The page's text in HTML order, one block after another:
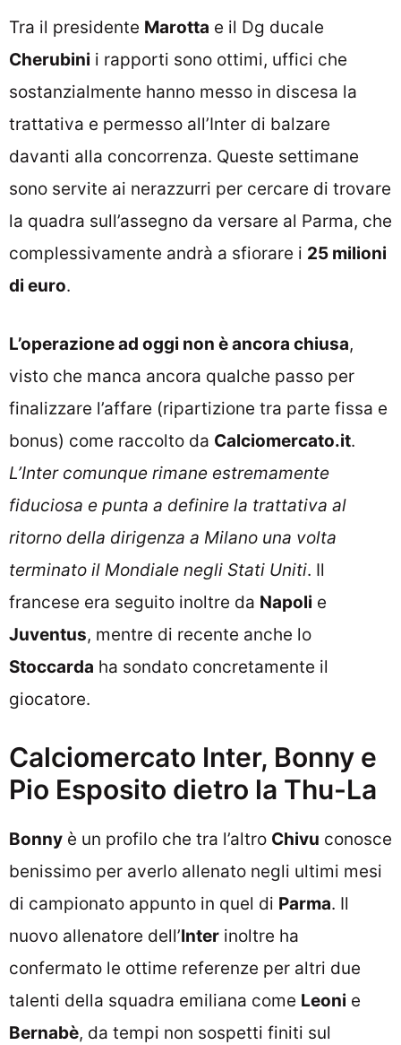
Tra il presidente Marotta e il Dg ducale
Cherubini i rapporti sono ottimi, uffici che
sostanzialmente hanno messo in discesa la
trattativa e permesso all’Inter di balzare
davanti alla concorrenza. Queste settimane
sono servite ai nerazzurri per cercare di trovare
la quadra sull’assegno da versare al Parma, che
complessivamente andrà a sfiorare i 25 milioni
di euro.
L’operazione ad oggi non è ancora chiusa,
visto che manca ancora qualche passo per
finalizzare l’affare (ripartizione tra parte fissa e
bonus) come raccolto da Calciomercato.it.
L’Inter comunque rimane estremamente
fiduciosa e punta a definire la trattativa al
ritorno della dirigenza a Milano una volta
terminato il Mondiale negli Stati Uniti. Il
francese era seguito inoltre da Napoli e
Juventus, mentre di recente anche lo
Stoccarda ha sondato concretamente il
giocatore.
Calciomercato Inter, Bonny e
Pio Esposito dietro la Thu-La
Bonny è un profilo che tra l’altro Chivu conosce
benissimo per averlo allenato negli ultimi mesi
di campionato appunto in quel di Parma. Il
nuovo allenatore dell’Inter inoltre ha
confermato le ottime referenze per altri due
talenti della squadra emiliana come Leoni e
Bernabè, da tempi non sospetti finiti sul